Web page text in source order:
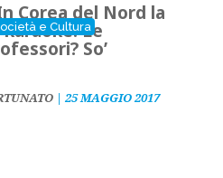
e Cultura
Corea del Nord la
Le
So’
| 25 MAGGIO 2017